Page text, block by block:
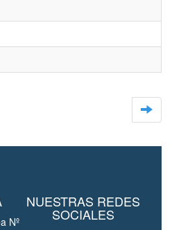
Nº
NUESTRAS REDES
SOCIALES